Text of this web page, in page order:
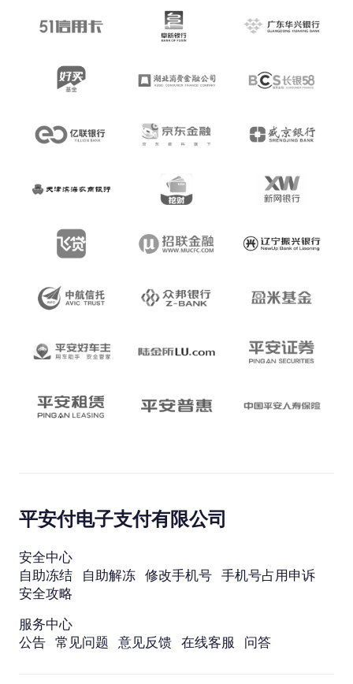
平安付电子支付有限公司
安全中心
自助冻结
自助解冻 修改手机号
手机号占用申诉
安全攻略
服务中心
公告
常见问题 意见反馈 在线客服 问答